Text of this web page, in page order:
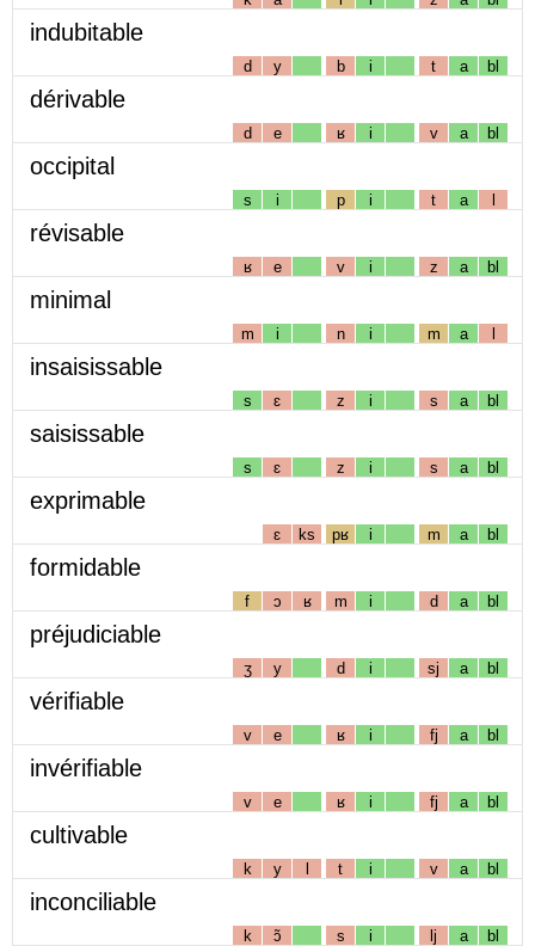
indubitable
d y b i t a bl
dérivable
d e ʁ i v a bl
occipital
s i p i t a l
révisable
ʁ e v i z a bl
minimal
m i n i m a l
insaisissable
s ɛ z i s a bl
saisissable
s ɛ z i s a bl
exprimable
ɛ ks pʁ i m a bl
formidable
f ɔ ʁ m i d a bl
préjudiciable
ʒ y d i sj a bl
vérifiable
v e ʁ i fj a bl
invérifiable
v e ʁ i fj a bl
cultivable
k y l t i v a bl
inconciliable
k ɔ̃ s i lj a bl